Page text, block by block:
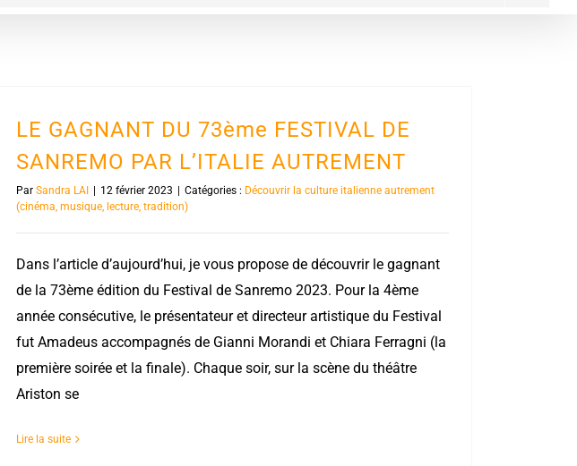
LE GAGNANT DU 73ème FESTIVAL DE
SANREMO PAR L’ITALIE AUTREMENT
Par Sandra LAI 12 février 2023 Catégories : Découvrir la culture italienne autrement
(cinéma, musique, lecture, tradition)
Dans l’article d’aujourd’hui, je vous propose de découvrir le gagnant
de la 73ème édition du Festival de Sanremo 2023. Pour la 4ème
année consécutive, le présentateur et directeur artistique du Festival
fut Amadeus accompagnés de Gianni Morandi et Chiara Ferragni (la
première soirée et la finale). Chaque soir, sur la scène du théâtre
Ariston se
Lire la suite